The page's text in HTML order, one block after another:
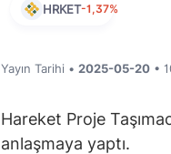
HRKET-1,37%
Yayın Tarihi • 2025-05-20 •
Hareket Proje
anlaşmaya yaptı.